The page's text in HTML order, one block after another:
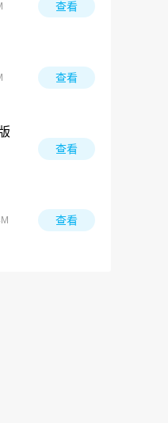
查看
查看
查看
查看